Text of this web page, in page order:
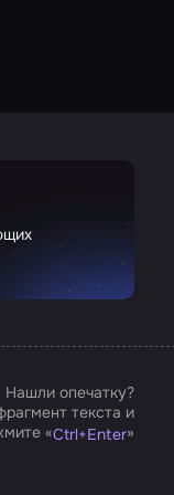
Нашли опечатку?
текста и
«Ctrl+Enter»